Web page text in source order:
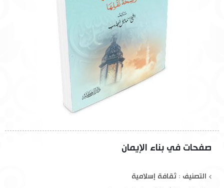
صفحات في بناء الإيمان
التصنيف : ثقافة إسلامية